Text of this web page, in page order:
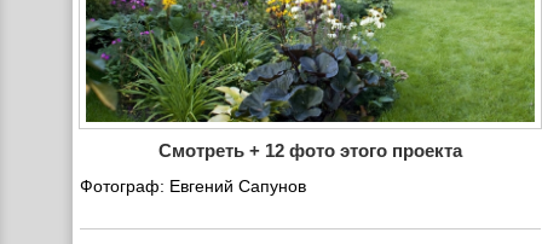
Смотреть + 12 фото этого проекта
Фотограф: Евгений Сапунов